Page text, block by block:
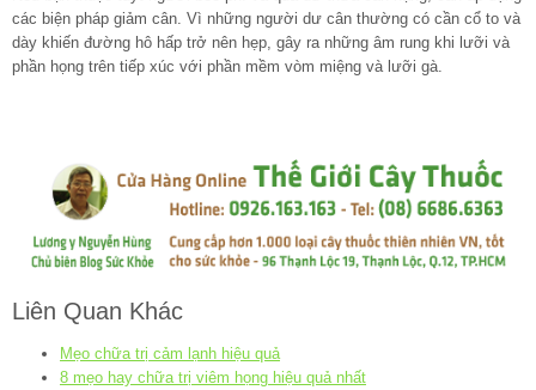
các biện pháp giảm cân. Vì những người dư cân thường có cần cổ to và
dày khiến đường hô hấp trở nên hẹp, gây ra những âm rung khi lưỡi và
phần họng trên tiếp xúc với phần mềm vòm miệng và lưỡi gà.
Liên Quan Khác
Mẹo chữa trị cảm lạnh hiệu quả
8 mẹo hay chữa trị viêm họng hiệu quả nhất